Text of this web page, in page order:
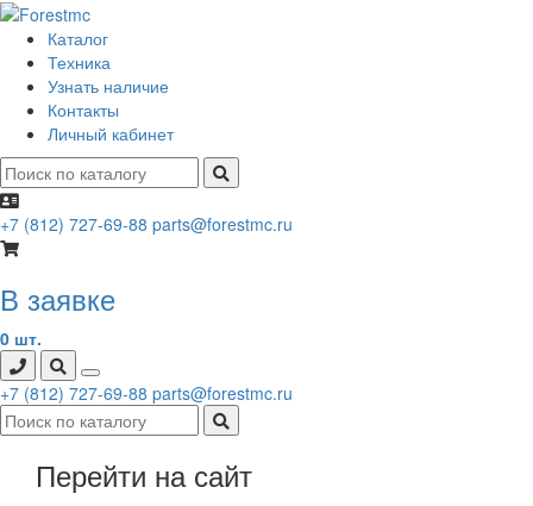
Каталог
Техника
Узнать наличие
Контакты
Личный кабинет
+7 (812) 727-69-88 parts@forestmc.ru
В заявке
0 шт.
+7 (812) 727-69-88 parts@forestmc.ru
Перейти на сайт